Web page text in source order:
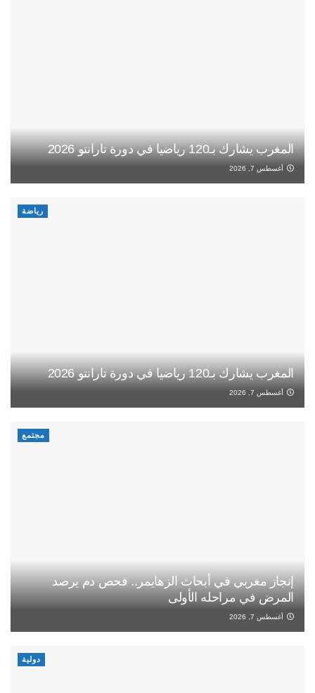
المغرب يشارك بـ120 رياضيا في دورة تارانتو 2026
أغسطس 7, 2026
رياضة
المغرب يشارك بـ120 رياضيا في دورة تارانتو 2026
أغسطس 7, 2026
مجتمع
إنجاز مغربي في أبحاث الزهايمر.. فحص دم يرصد
المرض في مراحله الأولى
أغسطس 7, 2026
دولية